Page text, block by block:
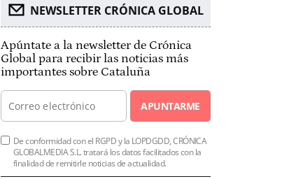
NEWSLETTER CRÓNICA GLOBAL
Apúntate a la newsletter de Crónica
Global para recibir las noticias más
importantes sobre Cataluña
APUNTARME
De conformidad con el RGPD y la LOPDGDD, CRÓNICA
GLOBALMEDIA S.L. tratará los datos facilitados con la
finalidad de remitirle noticias de actualidad.